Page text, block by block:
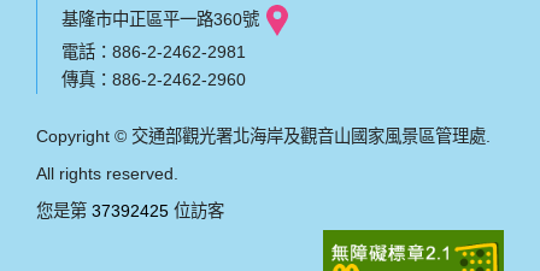
基隆市中正區平一路360號
電話：886-2-2462-2981
傳真：886-2-2462-2960
Copyright © 交通部觀光署北海岸及觀音山國家風景區管理處.
All rights reserved.
您是第 37392425 位訪客